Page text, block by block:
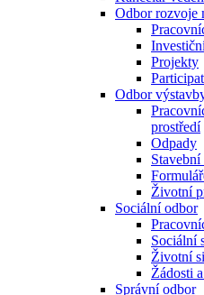
Odbor rozvoje
Projekty
Odbor
prostředí
Odpady
Stavební
Životní
Sociální odbor
Sociální
Životní
Žádosti
Správní odbor